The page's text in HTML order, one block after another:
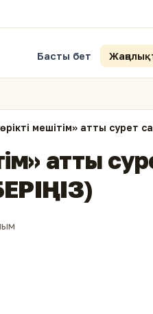
Басты бет
мешітім» атты сурет
атты